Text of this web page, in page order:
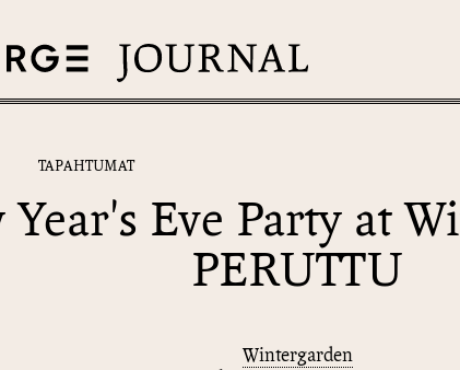
TAPAHTUMAT
Year's Eve Party at
PERUTTU
Wintergarden